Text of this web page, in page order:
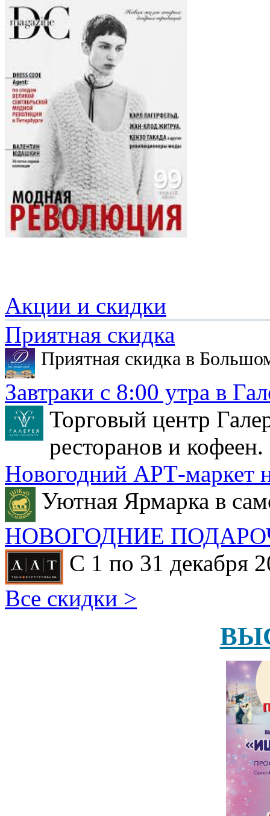
Акции и скидки
Приятная скидка
Приятная скидка в
Завтраки с 8:00 утра в
Торговый центр
ресторанов и кофеен.
Новогодний АРТ-маркет
Уютная Ярмарка в
НОВОГОДНИЕ
С 1 по 31 декабря
Все скидки >